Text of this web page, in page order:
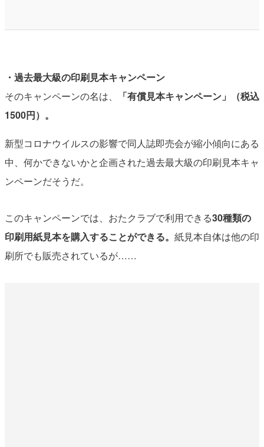
・過去最大級の印刷見本キャンペーン
そのキャンペーンの名は、
「有償見本キャンペーン」（税込
1500円）。
新型コロナウイルスの影響で同人誌即売会が縮小傾向にある
中、何かできないかと企画された過去最大級の印刷見本キャ
ンペーンだそうだ。
このキャンペーンでは、おたクラブで利用できる30種類の
印刷用紙見本を購入することができる。 紙見本自体は他の印
刷所でも販売されているが……